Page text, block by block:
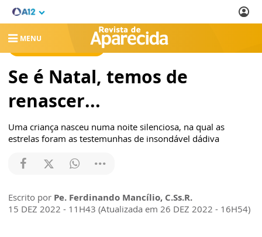
MENU
REVISTA DE APARECIDA
Se é Natal, temos de
renascer...
Uma criança nasceu numa noite silenciosa, na qual as
estrelas foram as testemunhas de insondável dádiva
Escrito por Pe. Ferdinando Mancílio, C.Ss.R.
15 DEZ 2022 - 11H43 (Atualizada em 26 DEZ 2022 - 16H54)